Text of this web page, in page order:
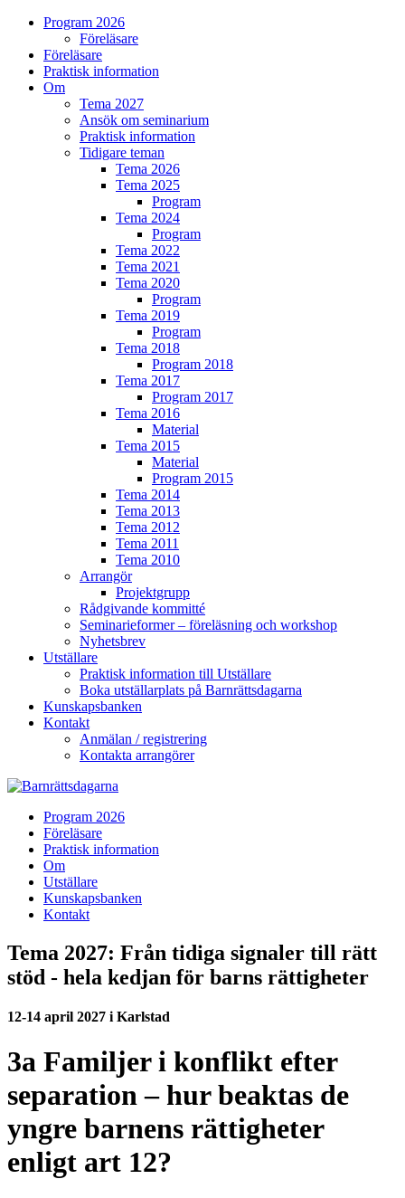
Program 2026
Föreläsare
Föreläsare
Praktisk information
Om
Tema 2027
Ansök om seminarium
Praktisk information
Tidigare teman
Tema 2026
Tema 2025
Program
Tema 2024
Program
Tema 2022
Tema 2021
Tema 2020
Program
Tema 2019
Program
Tema 2018
Program 2018
Tema 2017
Program 2017
Tema 2016
Material
Tema 2015
Material
Program 2015
Tema 2014
Tema 2013
Tema 2012
Tema 2011
Tema 2010
Arrangör
Projektgrupp
Rådgivande kommitté
Seminarieformer – föreläsning och workshop
Nyhetsbrev
Utställare
Praktisk information till Utställare
Boka utställarplats på Barnrättsdagarna
Kunskapsbanken
Kontakt
Anmälan / registrering
Kontakta arrangörer
Program 2026
Föreläsare
Praktisk information
Om
Utställare
Kunskapsbanken
Kontakt
Tema 2027: Från tidiga signaler till rätt
stöd - hela kedjan för barns rättigheter
12-14 april 2027 i Karlstad
3a Familjer i konflikt efter
separation – hur beaktas de
yngre barnens rättigheter
enligt art 12?